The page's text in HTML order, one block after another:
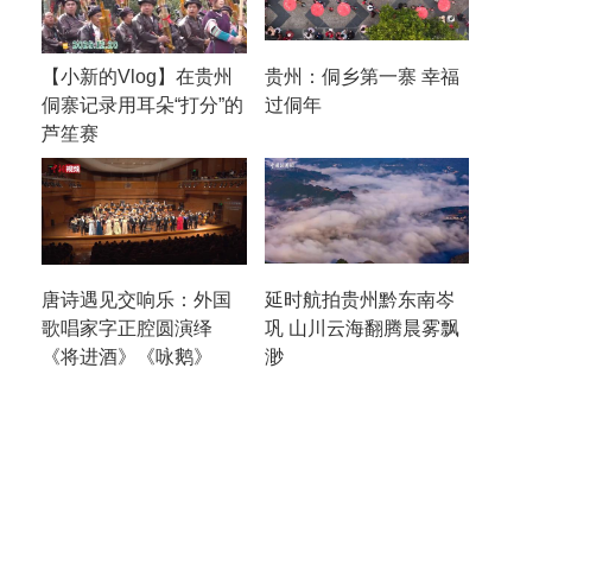
【小新的Vlog】在贵州
侗寨记录用耳朵“打分”的
芦笙赛
贵州：侗乡第一寨 幸福
过侗年
唐诗遇见交响乐：外国
歌唱家字正腔圆演绎
《将进酒》《咏鹅》
延时航拍贵州黔东南岑
巩 山川云海翻腾晨雾飘
渺